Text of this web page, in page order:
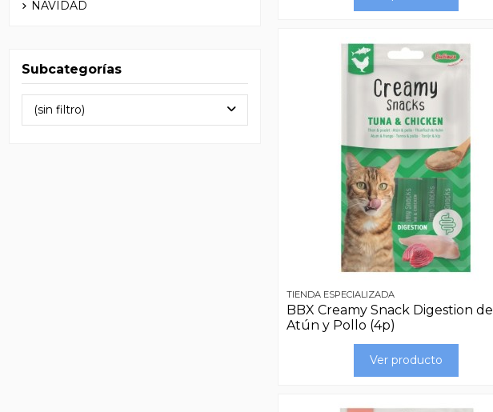
TIENDA ESPECIALIZADA
BBX Creamy Snack Digestion de
Atún y Pollo (4p)
Ver producto
NAVIDAD
Subcategorías
(sin filtro)